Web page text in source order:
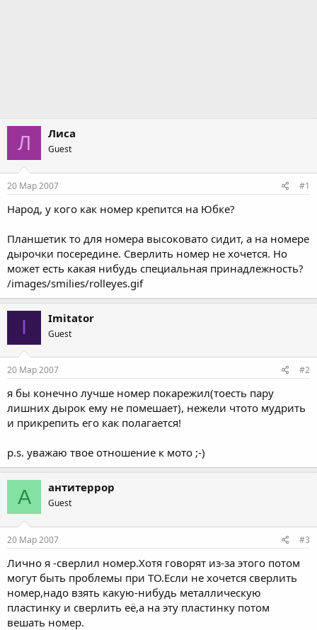
Л Лиса
Guest
20 Мар 2007 #1
Народ, у кого как номер крепится на Юбке?
Планшетик то для номера высоковато сидит, а на номере
дырочки посередине. Сверлить номер не хочется. Но
может есть какая нибудь специальная принадлежность?
/images/smilies/rolleyes.gif
I Imitator
Guest
20 Мар 2007 #2
я бы конечно лучше номер покарежил(тоесть пару
лишних дырок ему не помешает), нежели чтото мудрить
и прикрепить его как полагается!
p.s. уважаю твое отношение к мото ;-)
А антитеррор
Guest
20 Мар 2007 #3
Лично я -сверлил номер.Хотя говорят из-за этого потом
могут быть проблемы при ТО.Если не хочется сверлить
номер,надо взять какую-нибудь металлическую
пластинку и сверлить её,а на эту пластинку потом
вешать номер.